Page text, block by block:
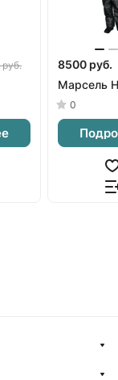
8500 руб.
Марсель Н
0